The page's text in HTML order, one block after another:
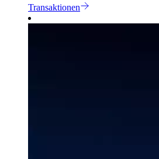
Transaktionen